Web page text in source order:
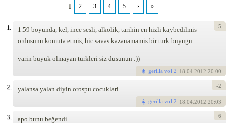
1 2 3 4 5 › »
1.
1.59 boyunda, kel, ince sesli, alkolik, tarihin en hizli kaybedilmis
ordusunu komuta etmis, hic savas kazanamamis bir turk buyugu.
varin buyuk olmayan turkleri siz dusunun :))
gerilla vol 2 18.04.2012 20:00
5
2. yalansa yalan diyin orospu cocuklari
gerilla vol 2 18.04.2012 20:03
-2
3. apo bunu beğendi. 6